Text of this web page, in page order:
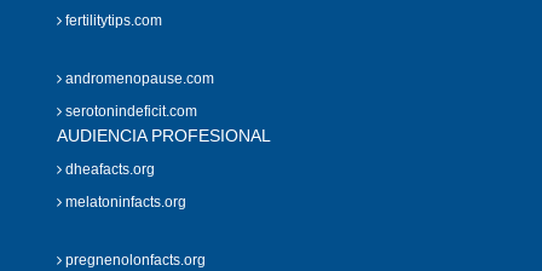
fertilitytips.com
andromenopause.com
serotonindeficit.com
AUDIENCIA PROFESIONAL
dheafacts.org
melatoninfacts.org
pregnenolonfacts.org